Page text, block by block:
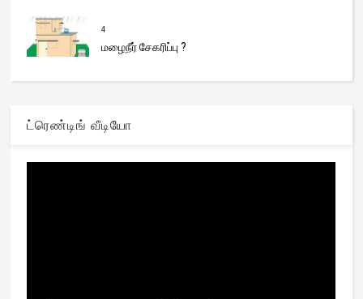
4
மழைநீர் சேகரிப்பு ?
ட்ரெண்டிங் வீடியோ